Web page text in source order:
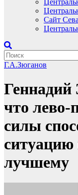
Сайт
Г.А.Зюганов
Геннадий
что лево-
силы
ситуацию
лучшему